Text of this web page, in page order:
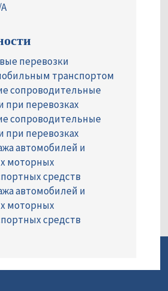
перевозки
транспортом
сопроводительные
при перевозках
сопроводительные
при перевозках
автомобилей и
моторных
средств
автомобилей и
моторных
средств